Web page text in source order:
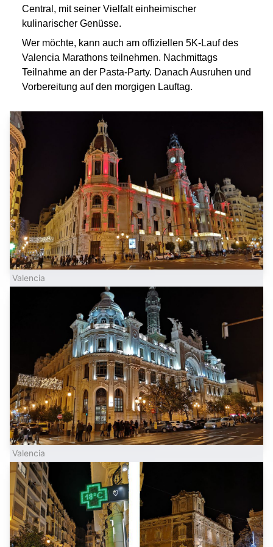
Central, mit seiner Vielfalt einheimischer
kulinarischer Genüsse.
Wer möchte, kann auch am offiziellen 5K-Lauf des
Valencia Marathons teilnehmen. Nachmittags
Teilnahme an der Pasta-Party. Danach Ausruhen und
Vorbereitung auf den morgigen Lauftag.
Valencia
Valencia